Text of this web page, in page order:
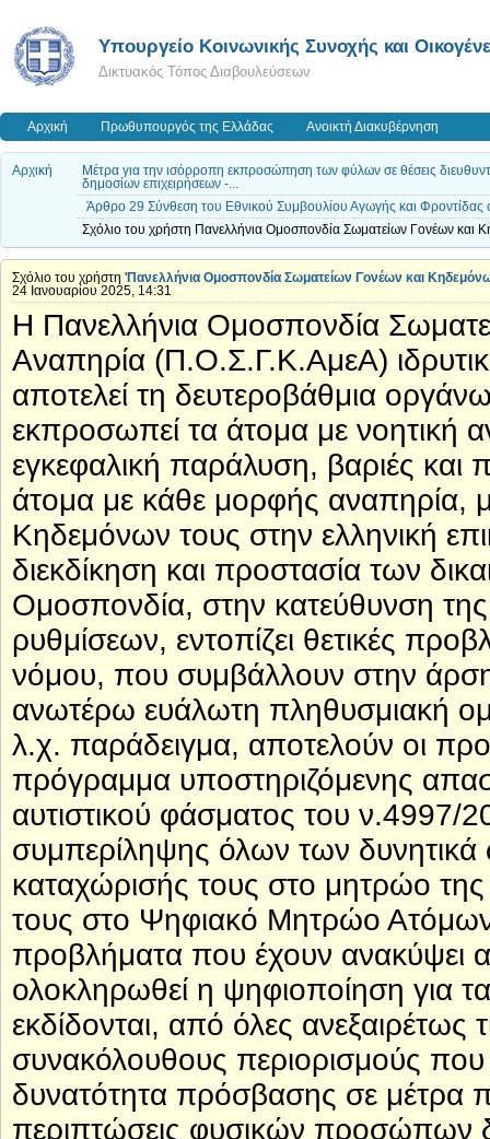
Υπουργείο Κοινωνικής Συνοχής και
Δικτυακός Τόπος Διαβουλεύσεων
Αρχική Πρωθυπουργός της Ελλάδας Ανοικτή Διακυβέρνηση
Αρχική
Μέτρα για την ισόρροπη εκπροσώπηση των φύλων σε θέσεις
δημοσίων επιχειρήσεων -...
Άρθρο 29 Σύνθεση του Εθνικού Συμβουλίου Αγωγής και
Σχόλιο του χρήστη Πανελλήνια Ομοσπονδία Σωματείων Γονέων
Σχόλιο του χρήστη 'Πανελλήνια Ομοσπονδία Σωματείων Γονέων και
24 Ιανουαρίου 2025, 14:31
Η Πανελλήνια Ομοσπονδία
Αναπηρία (Π.Ο.Σ.Γ.Κ.ΑμεΑ)
αποτελεί τη δευτεροβάθμια
εκπροσωπεί τα άτομα με νοητική
εγκεφαλική παράλυση, βαριές και
άτομα με κάθε μορφής αναπηρία,
Κηδεμόνων τους στην ελληνική
διεκδίκηση και προστασία των
Ομοσπονδία, στην κατεύθυνση
ρυθμίσεων, εντοπίζει θετικές
νόμου, που συμβάλλουν στην
ανωτέρω ευάλωτη πληθυσμιακή
λ.χ. παράδειγμα, αποτελούν οι
πρόγραμμα υποστηριζόμενης
αυτιστικού φάσματος του ν.4997/
συμπερίληψης όλων των
καταχώρισής τους στο μητρώο
τους στο Ψηφιακό Μητρώο
προβλήματα που έχουν ανακύψει
ολοκληρωθεί η ψηφιοποίηση για
εκδίδονται, από όλες ανεξαιρέτως
συνακόλουθους περιορισμούς
δυνατότητα πρόσβασης σε μέτρα
περιπτώσεις φυσικών προσώπων